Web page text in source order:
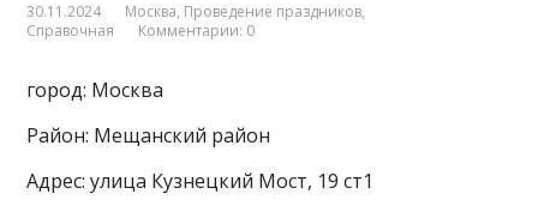
30.11.2024 Москва, Проведение праздников,
Справочная
Комментарии: 0
город: Москва
Район: Мещанский район
Адрес: улица Кузнецкий Мост, 19 ст1